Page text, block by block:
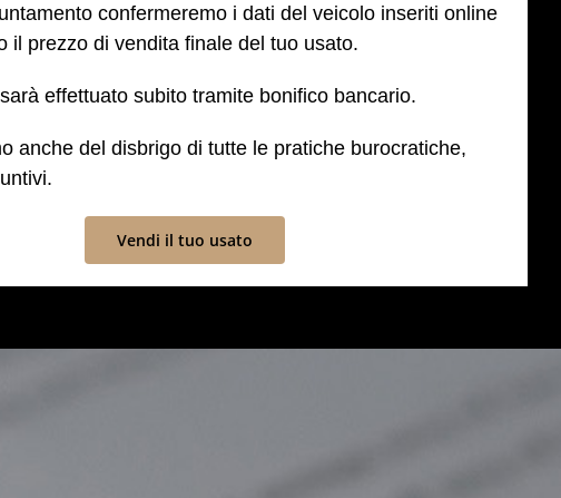
confermeremo i dati del veicolo inseriti online
il prezzo di vendita finale del tuo usato.
effettuato subito tramite bonifico bancario.
anche del disbrigo di tutte le pratiche burocratiche,
Vendi il tuo usato